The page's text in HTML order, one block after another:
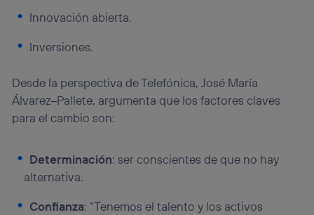
Innovación abierta.
Inversiones.
Desde la perspectiva de Telefónica, José María
Álvarez–Pallete, argumenta que los factores claves
para el cambio son:
Determinación: ser conscientes de que no hay
alternativa.
Confianza: “Tenemos el talento y los activos